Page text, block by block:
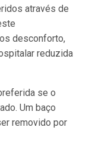
através de
desconforto,
reduzida
se o
Um baço
removido por